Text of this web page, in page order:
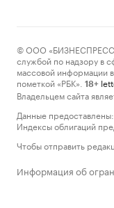
© ООО «БИЗНЕСПРЕСС»,
службой по надзору в
массовой информации
пометкой «РБК».
18+
Владельцем сайта
Данные предоставлены:
Индексы облигаций
Чтобы отправить
Информация об